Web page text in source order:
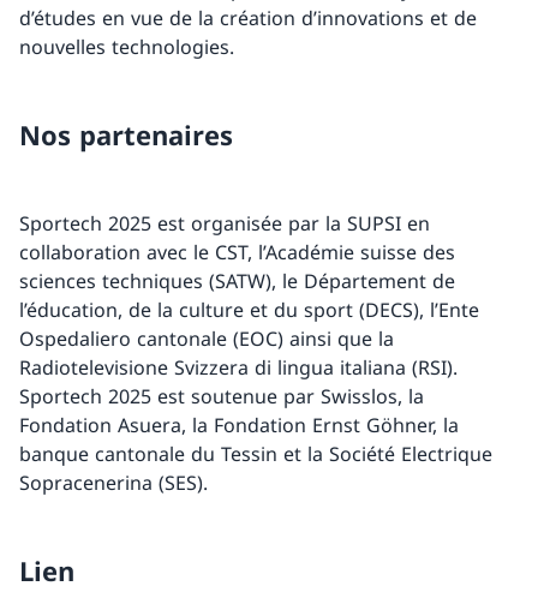
d’études en vue de la création d’innovations et de
nouvelles technologies.
Nos partenaires
Sportech 2025 est organisée par la SUPSI en
collaboration avec le CST, l’Académie suisse des
sciences techniques (SATW), le Département de
l’éducation, de la culture et du sport (DECS), l’Ente
Ospedaliero cantonale (EOC) ainsi que la
Radiotelevisione Svizzera di lingua italiana (RSI).
Sportech 2025 est soutenue par Swisslos, la
Fondation Asuera, la Fondation Ernst Göhner, la
banque cantonale du Tessin et la Société Electrique
Sopracenerina (SES).
Lien